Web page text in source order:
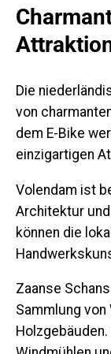
Die
von
dem E-Bike
einzigartigen
Volendam ist
Architektur
können die
Zaanse Schans
Sammlung